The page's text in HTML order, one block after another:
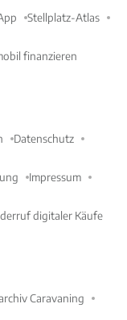
Stellplatz-Atlas
finanzieren
Datenschutz
Impressum
digitaler Käufe
Caravaning